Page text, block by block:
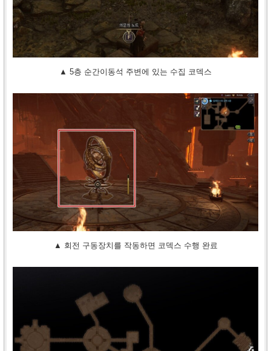
▲ 5층 순간이동석 주변에 있는 수집 코덱스
▲ 회전 구동장치를 작동하면 코덱스 수행 완료